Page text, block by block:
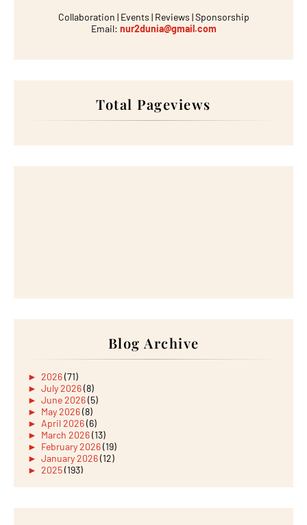
Collaboration | Events | Reviews | Sponsorship
Email: nur2dunia@gmail.com
Total Pageviews
Blog Archive
► 2026(71)
► July 2026(8)
► June 2026(5)
► May 2026(8)
► April 2026(6)
► March 2026(13)
► February 2026(19)
► January 2026(12)
► 2025(193)